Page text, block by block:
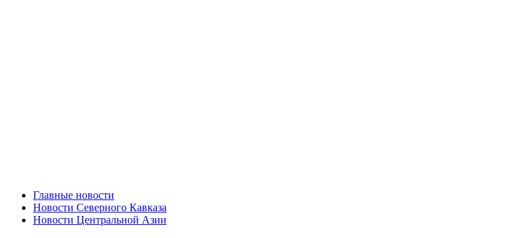
Главные новости
Новости Северного Кавказа
Новости Центральной Азии